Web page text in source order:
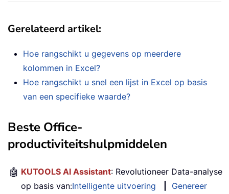
Gerelateerd artikel:
Hoe rangschikt u gegevens op meerdere
kolommen in Excel?
Hoe rangschikt u snel een lijst in Excel op basis
van een specifieke waarde?
Beste Office-
productiviteitshulpmiddelen
🤖 KUTOOLS AI Assistant: Revolutioneer Data-analyse
op basis van:Intelligente uitvoering
Genereer